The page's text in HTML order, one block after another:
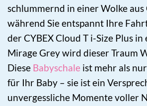
schlummernd in einer Wolke
während Sie entspannt Ihre
der CYBEX Cloud T i-Size Plus in
Mirage Grey wird dieser Traum
Diese Babyschale ist mehr als
für Ihr Baby – sie ist ein
unvergessliche Momente voller